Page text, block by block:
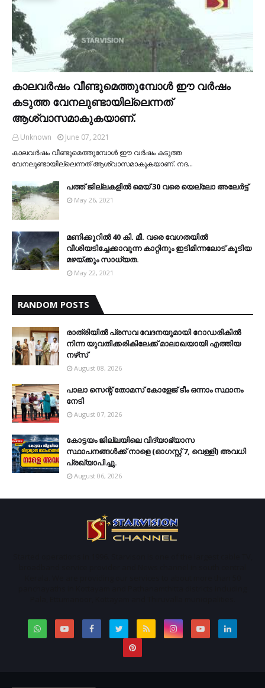
കാലവര്‍ഷം വീണ്ടുമെത്തുമ്പോള്‍ ഈ വര്‍ഷം
കടുത്ത വേനലുണ്ടായില്ലെന്നത്
ആശ്വാസമാകുകയാണ്.
Unknown
June 07, 2021
കാലവര്‍ഷം വീണ്ടുമെത്തുമ്പോള്‍ ഈ വര്‍ഷം കടുത്ത
വേനലുണ്ടായില്ലെന്നത് ആശ്വാസമാകുകയാണ്. നദ…
പത്ത് ജില്ലകളില്‍ മെയ് 30 വരെ യെല്ലോ അലേര്‍ട്ട്
May 26, 2021
മണിക്കൂറിൽ 40 കി. മീ. വരെ വേഗതയിൽ
വീശിയടിച്ചേക്കാവുന്ന കാറ്റിനും ഇടിമിന്നലോട് കൂടിയ
മഴയ്ക്കും സാധ്യത.
May 22, 2021
RANDOM POSTS
രാത്രിയില്‍ പ്രസവ വേദനയുമായി റോഡരികില്‍
നിന്ന യുവതിക്കരികിലേക്ക് മാലാഖയായി എത്തിയ
നഴ്‌സ്
August 08, 2026
പാലാ സെന്റ് തോമസ് കോളേജ് ടീം ഒന്നാം സ്ഥാനം
നേടി
August 07, 2026
കോട്ടയം ജില്ലയിലെ വിദ്യാഭ്യാസ
സ്ഥാപനങ്ങള്‍ക്ക് നാളെ (ഓഗസ്റ്റ് 7, വെള്ളി) അവധി
പ്രഖ്യാപിച്ചു.
August 06, 2026